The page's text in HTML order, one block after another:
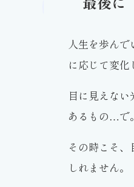
人生を歩ん
に応じて変化
目に見えな
あるもの…で。
その時こそ
しれません。